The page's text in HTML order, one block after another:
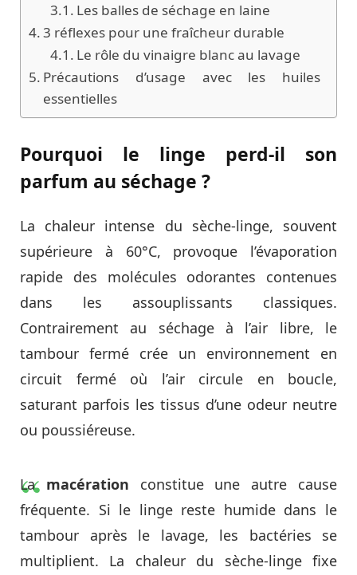
Les balles de séchage en laine
3 réflexes pour une fraîcheur durable
Le rôle du vinaigre blanc au lavage
Précautions d’usage avec les huiles
essentielles
Pourquoi le linge perd-il son
parfum au séchage ?
La chaleur intense du sèche-linge, souvent
supérieure à 60°C, provoque l’évaporation
rapide des molécules odorantes contenues
dans les assouplissants classiques.
Contrairement au séchage à l’air libre, le
tambour fermé crée un environnement en
circuit fermé où l’air circule en boucle,
saturant parfois les tissus d’une odeur neutre
ou poussiéreuse.
La macération constitue une autre cause
fréquente. Si le linge reste humide dans le
tambour après le lavage, les bactéries se
multiplient. La chaleur du sèche-linge fixe